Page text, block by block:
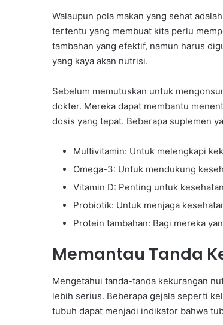
Walaupun pola makan yang sehat
tertentu yang membuat kita perlu
tambahan yang efektif, namun harus
yang kaya akan nutrisi.
Sebelum memutuskan untuk
dokter. Mereka dapat membantu
dosis yang tepat. Beberapa suplemen
Multivitamin: Untuk melengkapi
Omega-3: Untuk mendukung
Vitamin D: Penting untuk
Probiotik: Untuk menjaga
Protein tambahan: Bagi mereka
Memantau Tanda
Mengetahui tanda-tanda kekurangan
lebih serius. Beberapa gejala seperti
tubuh dapat menjadi indikator bahwa